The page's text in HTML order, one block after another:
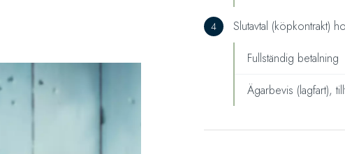
Slutavtal (köpkontrakt)
Fullständig betalning
Ägarbevis (lagfart),